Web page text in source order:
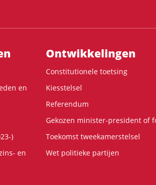
en
)
en
Ontwikke­lingen
Constitutionele toetsing
Kiesstelsel
Referendum
Gekozen minister-president of
Toekomst tweekamerstelsel
Wet politieke partijen